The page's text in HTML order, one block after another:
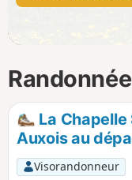
La
Auxois au
Visorandonneur